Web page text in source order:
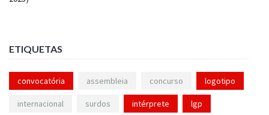
ETIQUETAS
convocatória assembleia concurso logotipo
internacional surdos intérprete lgp